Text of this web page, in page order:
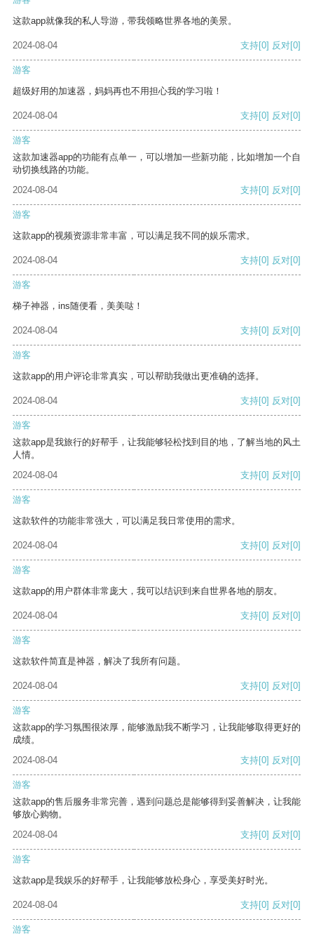
这款app就像我的私人导游，带我领略世界各地的美景。
2024-08-04 支持[0] 反对[0]
游客
超级好用的加速器，妈妈再也不用担心我的学习啦！
2024-08-04 支持[0] 反对[0]
游客
这款加速器app的功能有点单一，可以增加一些新功能，比如增加一个自
动切换线路的功能。
2024-08-04
支持[0] 反对[0]
游客
这款app的视频资源非常丰富，可以满足我不同的娱乐需求。
2024-08-04 支持[0] 反对[0]
游客
梯子神器，ins随便看，美美哒！
2024-08-04 支持[0] 反对[0]
游客
这款app的用户评论非常真实，可以帮助我做出更准确的选择。
2024-08-04 支持[0] 反对[0]
游客
这款app是我旅行的好帮手，让我能够轻松找到目的地，了解当地的风土
人情。
2024-08-04
支持[0] 反对[0]
游客
这款软件的功能非常强大，可以满足我日常使用的需求。
2024-08-04 支持[0] 反对[0]
游客
这款app的用户群体非常庞大，我可以结识到来自世界各地的朋友。
2024-08-04 支持[0] 反对[0]
游客
这款软件简直是神器，解决了我所有问题。
2024-08-04 支持[0] 反对[0]
游客
这款app的学习氛围很浓厚，能够激励我不断学习，让我能够取得更好的
成绩。
2024-08-04
支持[0] 反对[0]
游客
这款app的售后服务非常完善，遇到问题总是能够得到妥善解决，让我能
够放心购物。
2024-08-04
支持[0] 反对[0]
游客
这款app是我娱乐的好帮手，让我能够放松身心，享受美好时光。
2024-08-04 支持[0] 反对[0]
游客